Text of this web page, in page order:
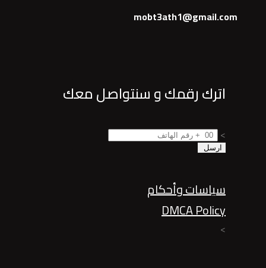
mobt3ath1@gmail.com
اترك رقمك و سنتواصل معك
>
سياسات وأحكام
DMCA Policy
>